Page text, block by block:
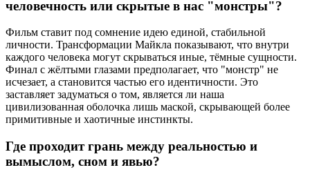
человечность или скрытые в нас "монстры"?
Фильм ставит под сомнение идею единой, стабильной
личности. Трансформации Майкла показывают, что внутри
каждого человека могут скрываться иные, тёмные сущности.
Финал с жёлтыми глазами предполагает, что "монстр" не
исчезает, а становится частью его идентичности. Это
заставляет задуматься о том, является ли наша
цивилизованная оболочка лишь маской, скрывающей более
примитивные и хаотичные инстинкты.
Где проходит грань между реальностью и
вымыслом, сном и явью?